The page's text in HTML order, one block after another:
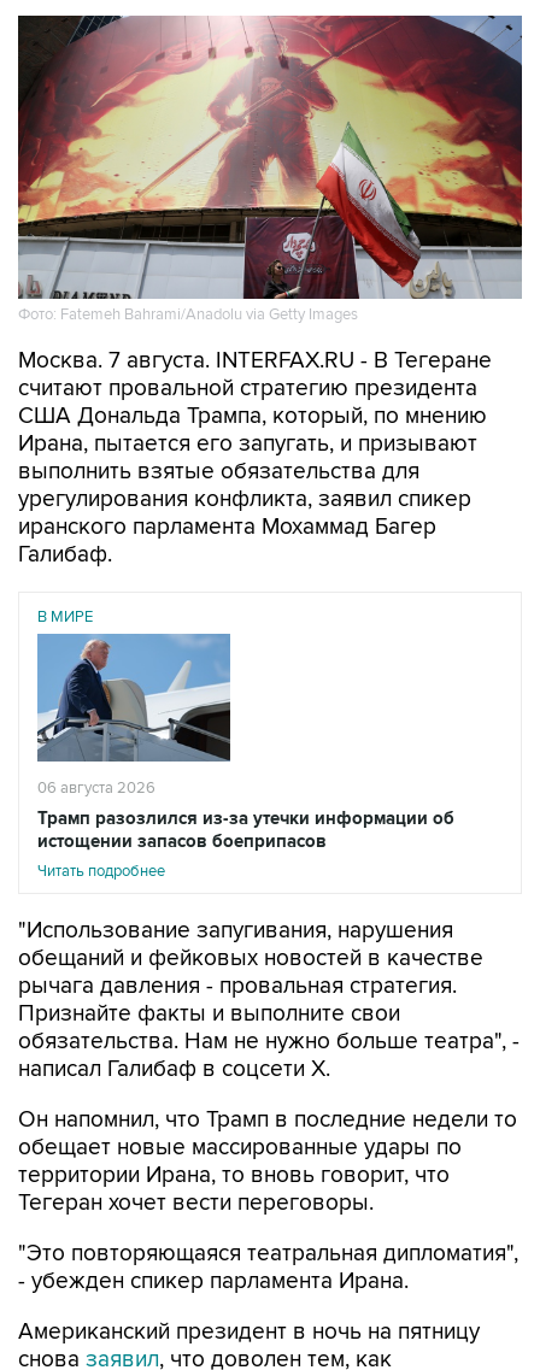
Фото: Fatemeh Bahrami/Anadolu via Getty Images
Москва. 7 августа. INTERFAX.RU - В Тегеране
считают провальной стратегию президента
США Дональда Трампа, который, по мнению
Ирана, пытается его запугать, и призывают
выполнить взятые обязательства для
урегулирования конфликта, заявил спикер
иранского парламента Мохаммад Багер
Галибаф.
В МИРЕ
06 августа 2026
Трамп разозлился из-за утечки информации об
истощении запасов боеприпасов
Читать подробнее
"Использование запугивания, нарушения
обещаний и фейковых новостей в качестве
рычага давления - провальная стратегия.
Признайте факты и выполните свои
обязательства. Нам не нужно больше театра", -
написал Галибаф в соцсети X.
Он напомнил, что Трамп в последние недели то
обещает новые массированные удары по
территории Ирана, то вновь говорит, что
Тегеран хочет вести переговоры.
"Это повторяющаяся театральная дипломатия",
- убежден спикер парламента Ирана.
Американский президент в ночь на пятницу
снова заявил, что доволен тем, как